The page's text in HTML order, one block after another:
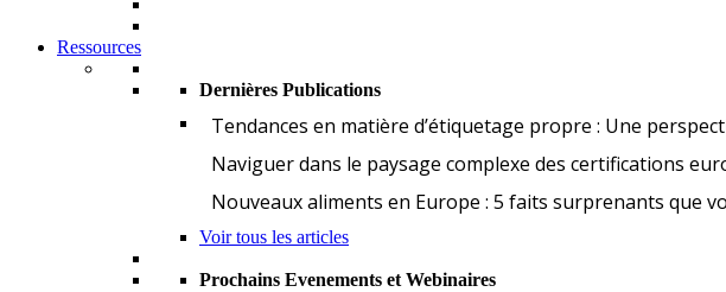
Ressources
Dernières Publications
Tendances en matière d’étiquetage propre : Une
Naviguer dans le paysage complexe des certifications
Nouveaux aliments en Europe : 5 faits surprenants que
Voir tous les articles
Prochains Evenements et Webinaires